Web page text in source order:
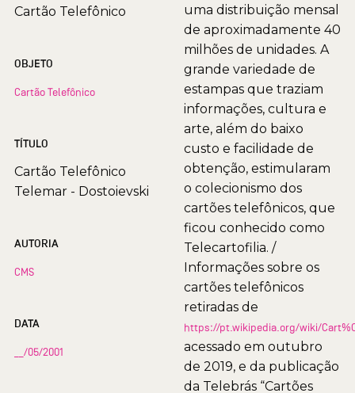
Cartão Telefônico
OBJETO
Cartão Telefônico
TÍTULO
Cartão Telefônico
Telemar - Dostoievski
AUTORIA
CMS
DATA
__/05/2001
uma distribuição mensal
de aproximadamente 40
milhões de unidades. A
grande variedade de
estampas que traziam
informações, cultura e
arte, além do baixo
custo e facilidade de
obtenção, estimularam
o colecionismo dos
cartões telefônicos, que
ficou conhecido como
Telecartofilia. /
Informações sobre os
cartões telefônicos
retiradas de
https://pt.wikipedia.org/wiki/
acessado em outubro
de 2019, e da publicação
da Telebrás “Cartões